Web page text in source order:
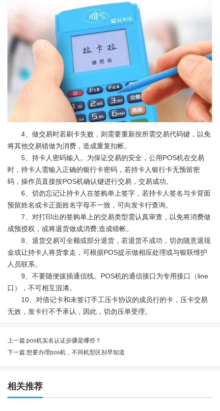
4、做交易时若刷卡失败，则需要重新按所需交易代码键，以免
将其他交易错做为消费，造成重复扣帐。
5、持卡人密码输入。为保证交易的安全，公用POS机在交易
时，持卡人需输入正确的银行卡密码，若持卡人银行卡无预留密
码，操作员直接按POS机确认键进行交易，交易成功。
6、切勿忘记让持卡人在签购单上签字，若持卡人签名与卡背面
预留姓名或卡正面姓名字母不一致，可向发卡行查询。
7、对打印出的签购单上的交易类型需认真审查，以免将消费做
成预授权，或将退货做成消费;造成错帐。
8、退货交易可全额或部分退货，若退货不成功，切勿随意退现
金或让持卡人将货拿走，可根据POS提示做相应处理或与银联维护
人员联系。
9、不要随便拔插通信线。POS机的通信接口为专用接口（line
口），不可相互混淆。
10、对借记卡和未签订手工压卡协议的成员行的卡，压卡交易
无效，发卡行不予承认，因此，切勿压单受理。
上一篇:pos机实名认证步骤是哪些？
下一篇:想要办理pos机，不同机型区别早知道
相关推荐